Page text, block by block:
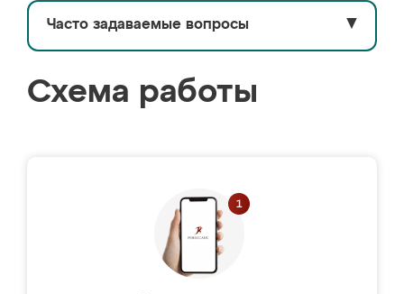
Часто задаваемые вопросы ▼
Схема работы